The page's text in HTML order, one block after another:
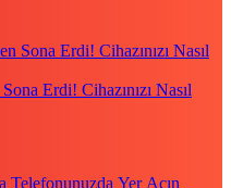
Erdi! Cihazınızı Nasıl